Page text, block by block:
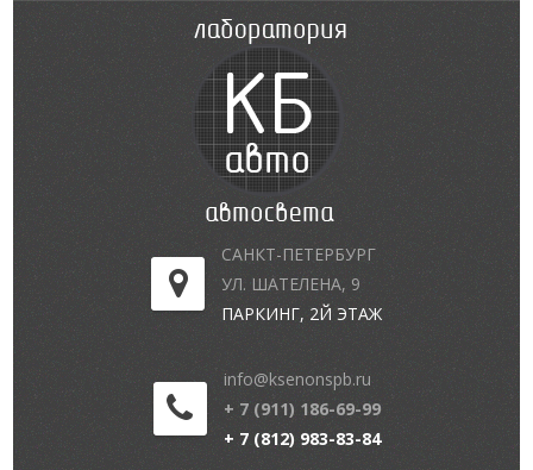
САНКТ-ПЕТЕРБУРГ
УЛ. ШАТЕЛЕНА, 9
ПАРКИНГ, 2Й ЭТАЖ
info@ksenonspb.ru
+ 7 (911) 186-69-99
+ 7 (812) 983-83-84